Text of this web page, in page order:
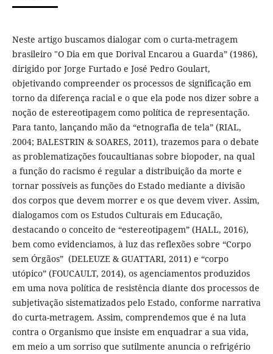
Neste artigo buscamos dialogar com o curta-metragem
brasileiro "O Dia em que Dorival Encarou a Guarda” (1986),
dirigido por Jorge Furtado e José Pedro Goulart,
objetivando compreender os processos de significação em
torno da diferença racial e o que ela pode nos dizer sobre a
noção de estereotipagem como política de representação.
Para tanto, lançando mão da “etnografia de tela” (RIAL,
2004; BALESTRIN & SOARES, 2011), trazemos para o debate
as problematizações foucaultianas sobre biopoder, na qual
a função do racismo é regular a distribuição da morte e
tornar possíveis as funções do Estado mediante a divisão
dos corpos que devem morrer e os que devem viver. Assim,
dialogamos com os Estudos Culturais em Educação,
destacando o conceito de “estereotipagem” (HALL, 2016),
bem como evidenciamos, à luz das reflexões sobre “Corpo
sem Órgãos” (DELEUZE & GUATTARI, 2011) e “corpo
utópico” (FOUCAULT, 2014), os agenciamentos produzidos
em uma nova política de resistência diante dos processos de
subjetivação sistematizados pelo Estado, conforme narrativa
do curta-metragem. Assim, comprendemos que é na luta
contra o Organismo que insiste em enquadrar a sua vida,
em meio a um sorriso que sutilmente anuncia o refrigério